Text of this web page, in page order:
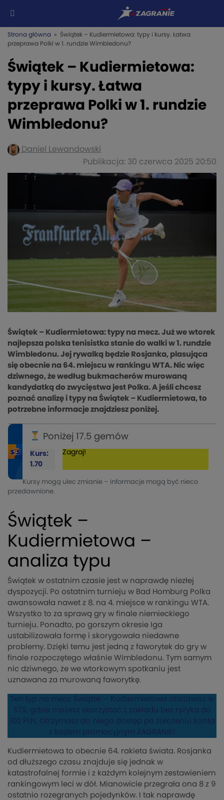
Strona główna » Świątek – Kudiermietowa: typy i kursy. Łatwa
przeprawa Polki w 1. rundzie Wimbledonu?
Świątek – Kudiermietowa:
typy i kursy. Łatwa
przeprawa Polki w 1. rundzie
Wimbledonu?
Daniel Lewandowski
Publikacja: 30 czerwca 2025 20:50
Świątek – Kudiermietowa: typy na mecz. Już we wtorek
najlepsza polska tenisistka stanie do walki w 1. rundzie
Wimbledonu. Jej rywalką będzie Rosjanka, plasująca
się obecnie na 64. miejscu w rankingu WTA. Nic więc
dziwnego, że według bukmacherów murowaną
kandydatką do zwycięstwa jest Polka. A jeśli chcesz
poznać analizę i typy na Świątek – Kudiermietowa, to
potrzebne informacje znajdziesz poniżej.
Poniżej 17.5 gemów
Kurs:
1.70
Zagraj!
Kursy mogą ulec zmianie – informacje mogą być nieco
przedawnione.
Świątek –
Kudiermietowa –
analiza typu
Świątek w ostatnim czasie jest w naprawdę niezłej
dyspozycji. Po ostatnim turnieju w Bad Homburg Polka
awansowała nawet z 8. na 4. miejsce w rankingu WTA.
Wszystko to za sprawą gry w finale niemieckiego
turnieju. Ponadto, po gorszym okresie Iga
ustabilizowała formę i skorygowała niedawne
problemy. Dzięki temu jest jedną z faworytek do gry w
finale rozpoczętego właśnie Wimbledonu. Tym samym
nic dziwnego, że we wtorkowym spotkaniu jest
uznawana za murowaną faworytkę.
Ten typ na mecz Świątek – Kudiermietowa obstawisz w
STS, gdzie możesz skorzystać z zakładu bez ryzyka do
100 PLN. Otrzymasz do niego dostęp po założeniu konta
z kodem promocyjnym ZAGRANIE!
Kudiermietowa to obecnie 64. rakieta świata. Rosjanka
od dłuższego czasu znajduje się jednak w
katastrofalnej formie i z każdym kolejnym zestawieniem
rankingowym leci w dół. Mianowicie przegrała ona 8 z 9
ostatnio rozegranych pojedynków. I tak naprawdę